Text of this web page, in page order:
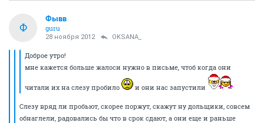
Ф
Фывв
guru
28 ноября 2012 OKSANA_
Доброе утро!
мне кажется больше жалоси нужно в письме, чтоб когда они
читали их на слезу пробило и они нас запустили
Слезу вряд ли пробьют, скорее поржут, скажут ну дольщики, совсем
обнаглели, радовались бы что в срок сдают, а они еще и раньше